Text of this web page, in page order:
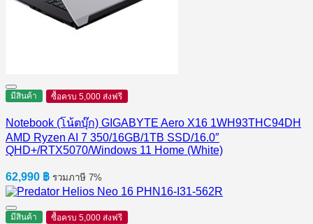
มีสินค้า ซื้อครบ 5,000 ส่งฟรี
Notebook (โน้ตบุ๊ก) GIGABYTE Aero X16 1WH93THC94DH
AMD Ryzen AI 7 350/16GB/1TB SSD/16.0″
QHD+/RTX5070/Windows 11 Home (White)
62,990 ฿ รวมภาษี 7%
มีสินค้า ซื้อครบ 5,000 ส่งฟรี